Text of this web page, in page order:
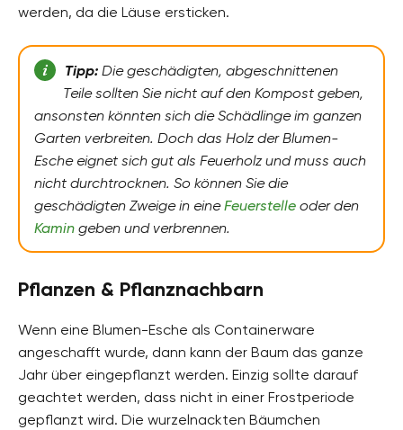
werden, da die Läuse ersticken.
Tipp:Die geschädigten, abgeschnittenen
Teile sollten Sie nicht auf den Kompost geben,
ansonsten könnten sich die Schädlinge im ganzen
Garten verbreiten. Doch das Holz der Blumen-
Esche eignet sich gut als Feuerholz und muss auch
nicht durchtrocknen. So können Sie die
geschädigten Zweige in eineFeuerstelle oder den
Kamin geben und verbrennen.
Pflanzen & Pflanznachbarn
Wenn eine Blumen-Esche als Containerware
angeschafft wurde, dann kann der Baum das ganze
Jahr über eingepflanzt werden. Einzig sollte darauf
geachtet werden, dass nicht in einer Frostperiode
gepflanzt wird. Die wurzelnackten Bäumchen